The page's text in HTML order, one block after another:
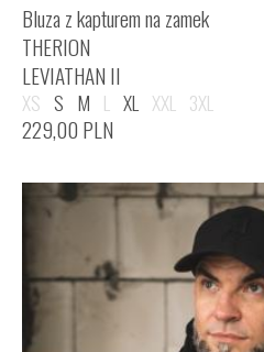
Bluza z kapturem na zamek
THERION
LEVIATHAN II
XS S M L XL XXL 3XL
229,00 PLN